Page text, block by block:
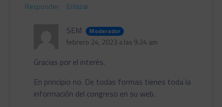
Responder Enlazar
SEM Moderador
febrero 24, 2023 a las 9:24 am
Gracias por el interés.
En principio no. De todas formas tienes toda la
información del congreso en su web.